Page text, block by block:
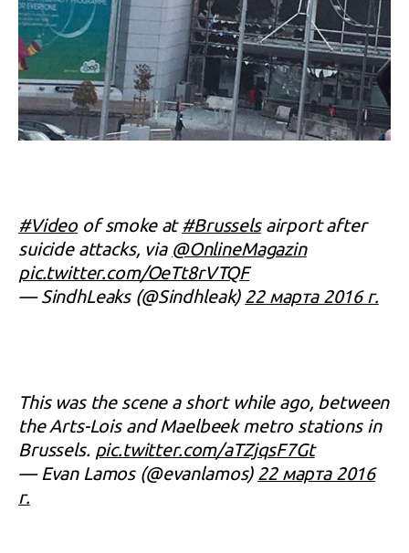
#Videoof smoke at #Brusselsairport after
suicide attacks, via @OnlineMagazin
pic.twitter.com/OeTt8rVTQF
— SindhLeaks (@Sindhleak) 22 марта 2016 г.
This was the scene a short while ago, between
the Arts-Lois and Maelbeek metro stations in
Brussels. pic.twitter.com/aTZjqsF7Gt
— Evan Lamos (@evanlamos) 22 марта 2016
г.